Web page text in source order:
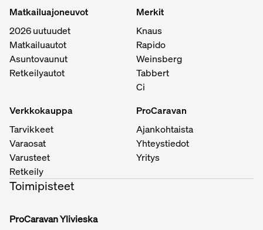
Matkailuajoneuvot
2026 uutuudet
Matkailuautot
Asuntovaunut
Retkeilyautot
Merkit
Knaus
Rapido
Weinsberg
Tabbert
Ci
Verkkokauppa
Tarvikkeet
Varaosat
Varusteet
Retkeily
ProCaravan
Ajankohtaista
Yhteystiedot
Yritys
Toimipisteet
ProCaravan Ylivieska